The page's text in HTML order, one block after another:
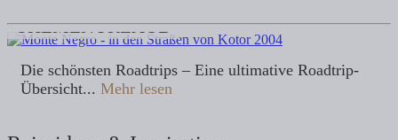
THEMENURLAUB
Die schönsten Roadtrips – Eine ultimative Roadtrip-
Übersicht... Mehr lesen